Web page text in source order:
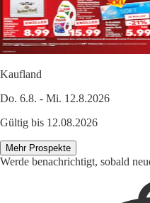
Kaufland
Do. 6.8. - Mi. 12.8.2026
Gültig bis 12.08.2026
Mehr Prospekte
Werde benachrichtigt, sobald